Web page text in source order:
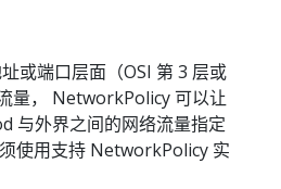
或端口层面（OSI 第 3 层或
量， NetworkPolicy 可以让
与外界之间的网络流量指定
使用支持 NetworkPolicy 实